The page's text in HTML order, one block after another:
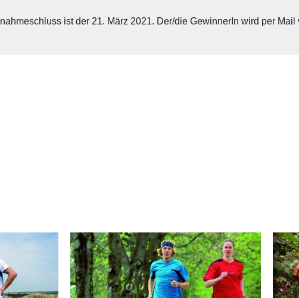
ist der 21. März 2021. Der/die GewinnerIn wird per Mail